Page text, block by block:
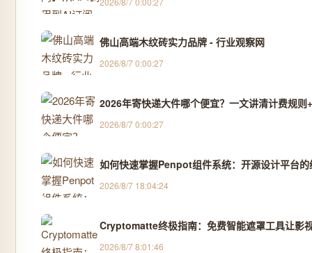
佛山高端木纹砖实力品牌 - 行业观察网
2026/8/7 0:00:27
2026年寄快递大件哪个便宜？一文讲清计费规则
2026/8/7 0:00:27
如何快速掌握Penpot组件系统：开源设计平台的
2026/8/7 18:04:24
Cryptomatte终极指南：免费智能遮罩工具让影
2026/8/7 8:01:46